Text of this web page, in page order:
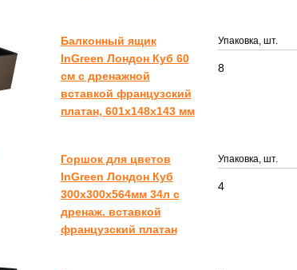
Балконный ящик
InGreen Лондон Куб 60
см c дренажной
вставкой французский
платан, 601х148х143 мм
Упаковка, шт.
8
Горшок для цветов
InGreen Лондон Куб
300х300х564мм 34л c
дренаж. вставкой
французский платан
Упаковка, шт.
4